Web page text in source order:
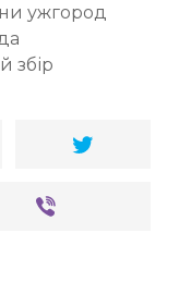
ужгород
збір